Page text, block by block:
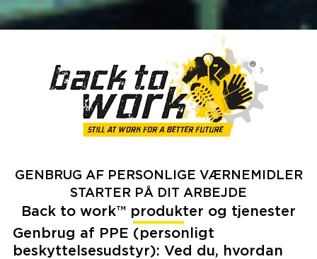
GENBRUG AF PERSONLIGE VÆRNEMIDLER
STARTER PÅ DIT ARBEJDE
Back to work™ produkter og tjenester
Genbrug af PPE (personligt
beskyttelsesudstyr): Ved du, hvordan